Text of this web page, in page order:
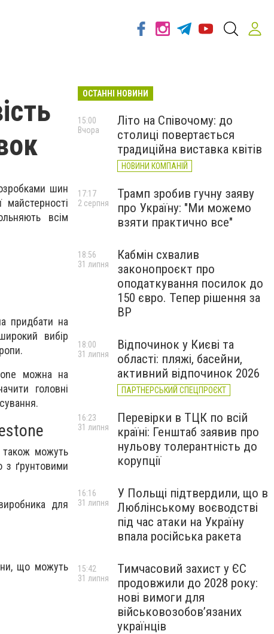
шин
всім
придбати на
вибір
можна на
головні
також можуть
з ґрунтовими
для
що можуть
ОСТАННІ НОВИНИ
Літо на Співочому: до
столиці повертається
традиційна виставка квітів
НОВИНИ КОМПАНІЙ
15:00
Вчора
Трамп зробив гучну заяву
про Україну: "Ми можемо
взяти практично все"
17:17
2 серпня
Кабмін схвалив
законопроєкт про
оподаткування посилок до
150 євро. Тепер рішення за
ВР
18:56
31 липня
Відпочинок у Києві та
області: пляжі, басейни,
активний відпочинок 2026
ПАРТНЕРСЬКИЙ СПЕЦПРОЄКТ
18:00
31 липня
Перевірки в ТЦК по всій
країні: Генштаб заявив про
нульову толерантність до
корупції
16:23
31 липня
У Польщі підтвердили, що в
Люблінському воєводстві
під час атаки на Україну
впала російська ракета
16:16
31 липня
Тимчасовий захист у ЄС
продовжили до 2028 року:
нові вимоги для
військовозобов’язаних
українців
15:42
31 липня